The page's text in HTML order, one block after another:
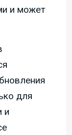
и может
для
и